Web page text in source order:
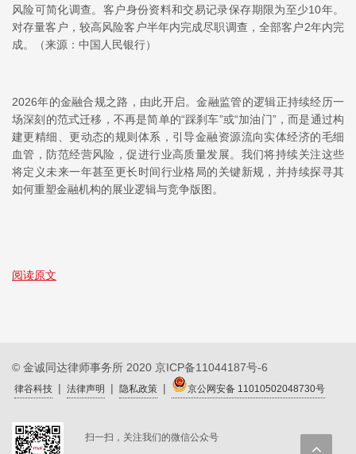
风险可简化调查。客户身份资料和交易记录保存期限为至少10年。
对存量客户，较高风险客户半年内完成尽职调查，全部客户2年内完
成。（来源：中国人民银行）
2026年的金融合规之路，由此开启。金融监管的逻辑正持续经历一
场深刻的范式迁移，不再是简单的“踩刹车”或“加油门”，而是通过构
建更精细、更动态的规则体系，引导金融资源流向实体经济的毛细
血管，防范经营风险，促进行业高质量发展。我们将持续关注这些
将定义未来一年甚至更长时间行业格局的关键新规，并持续探寻其
如何重塑金融机构的展业逻辑与竞争版图。
阅读原文
© 金诚同达律师事务所 2020 京ICP备11044187号-6
律谷科技 | 法律声明 | 隐私政策 | 京公网安备 11010502048730号
扫一扫，关注我们的微信公众号